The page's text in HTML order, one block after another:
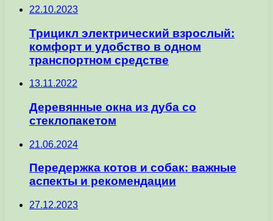
22.10.2023
Трицикл электрический взрослый:
комфорт и удобство в одном
транспортном средстве
13.11.2022
Деревянные окна из дуба со
стеклопакетом
21.06.2024
Передержка котов и собак: важные
аспекты и рекомендации
27.12.2023